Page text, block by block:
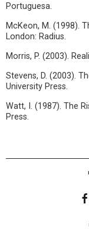
Portuguesa.
McKeon, M. (1998).
London: Radius.
Morris, P. (2003).
Stevens, D. (2003).
University Press.
Watt, I. (1987). The
Press.